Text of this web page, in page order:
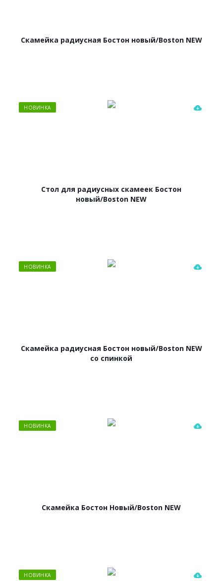
Скамейка радиусная Бостон новый/Boston NEW
НОВИНКА
Стол для радиусных скамеек Бостон
новый/Boston NEW
НОВИНКА
Скамейка радиусная Бостон новый/Boston NEW
со спинкой
НОВИНКА
Скамейка Бостон Новый/Boston NEW
НОВИНКА